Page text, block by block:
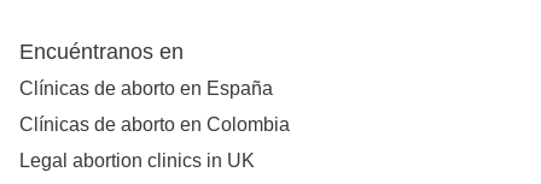
Encuéntranos en
Clínicas de aborto en España
Clínicas de aborto en Colombia
Legal abortion clinics in UK